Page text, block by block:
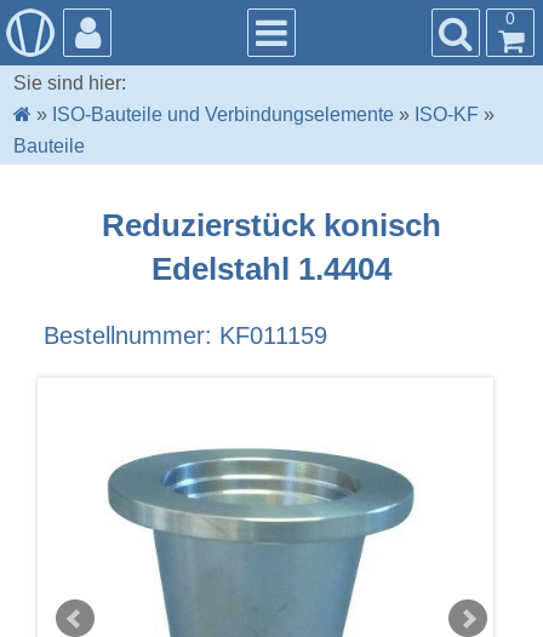
0
Sie sind hier:
» ISO-Bauteile und Verbindungselemente » ISO-KF »
Bauteile
Reduzierstück konisch
Edelstahl 1.4404
Bestellnummer: KF011159